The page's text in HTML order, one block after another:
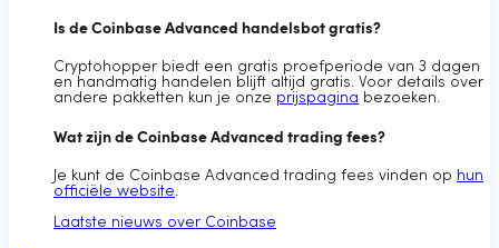
Is de Coinbase Advanced handelsbot gratis?
Cryptohopper biedt een gratis proefperiode van 3 dagen
en handmatig handelen blijft altijd gratis. Voor details over
andere pakketten kun je onze prijspagina bezoeken.
Wat zijn de Coinbase Advanced trading fees?
Je kunt de Coinbase Advanced trading fees vinden op hun
officiële website.
Laatste nieuws over Coinbase